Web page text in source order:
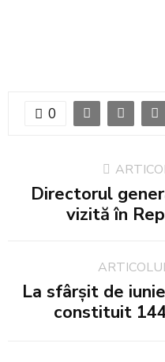
0
Directorul
vizită în
La sfârșit de
constituit